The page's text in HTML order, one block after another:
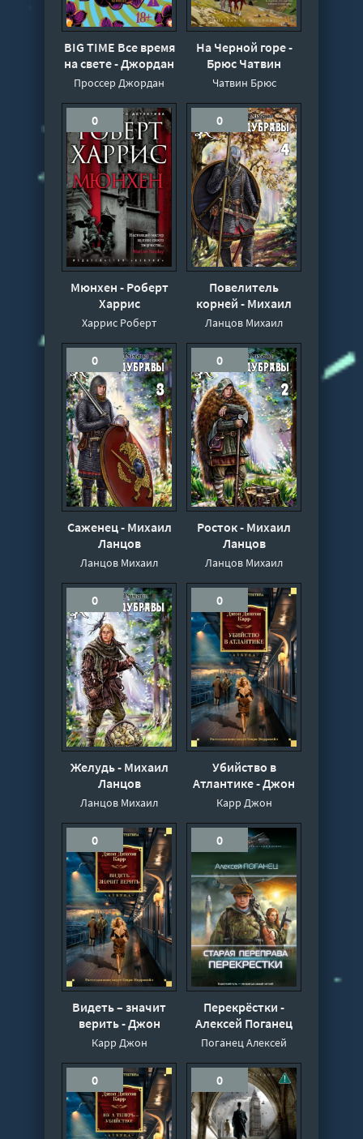
BIG TIME Все время
на свете - Джордан
Проссер
Проссер Джордан
На Черной горе -
Брюс Чатвин
Чатвин Брюс
0
Мюнхен - Роберт
Харрис
Харрис Роберт
0
Повелитель
корней - Михаил
Ланцов
Ланцов Михаил
0
Саженец - Михаил
Ланцов
Ланцов Михаил
0
Росток - Михаил
Ланцов
Ланцов Михаил
0
Желудь - Михаил
Ланцов
Ланцов Михаил
0
Убийство в
Атлантике - Джон
Карр
Карр Джон
0
Видеть – значит
верить - Джон
Диксон Карр
Карр Джон
0
Перекрёстки -
Алексей Поганец
Поганец Алексей
0 0